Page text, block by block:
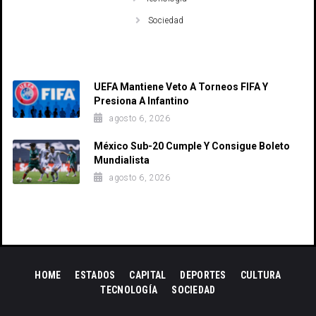
Sociedad
UEFA Mantiene Veto A Torneos FIFA Y
Presiona A Infantino
agosto 6, 2026
México Sub-20 Cumple Y Consigue Boleto
Mundialista
agosto 6, 2026
HOME ESTADOS CAPITAL DEPORTES
CULTURA
TECNOLOGÍA
SOCIEDAD